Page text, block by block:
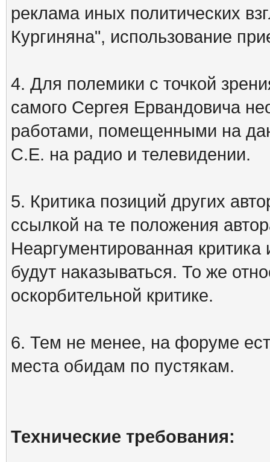
реклама иных политических
Кургиняна", использование
4. Для полемики с точкой
самого Сергея Ервандовича
работами, помещенными на
С.Е. на радио и телевидении.
5. Критика позиций других
ссылкой на те положения
Неаргументированная
будут наказываться. То же
оскорбительной критике.
6. Тем не менее, на форуме
места обидам по пустякам.
Технические требования: